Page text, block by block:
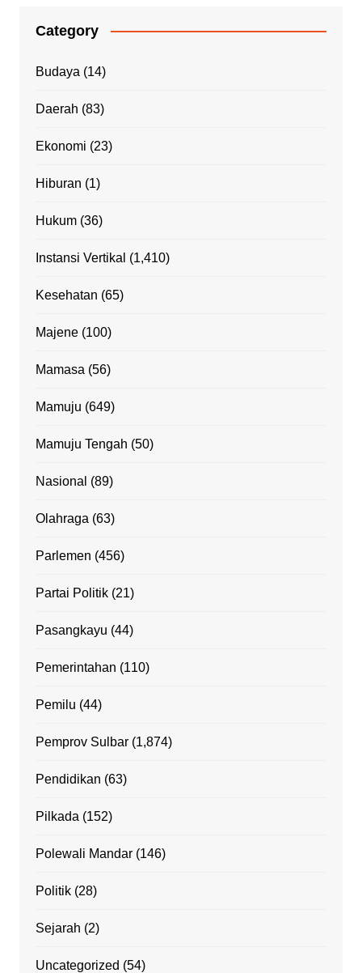
Category
Budaya (14)
Daerah (83)
Ekonomi (23)
Hiburan (1)
Hukum(36)
Instansi Vertikal (1,410)
Kesehatan (65)
Majene(100)
Mamasa (56)
Mamuju (649)
Mamuju Tengah (50)
Nasional (89)
Olahraga (63)
Parlemen (456)
Partai Politik(21)
Pasangkayu (44)
Pemerintahan (110)
Pemilu (44)
Pemprov Sulbar(1,874)
Pendidikan (63)
Pilkada (152)
Polewali Mandar(146)
Politik(28)
Sejarah (2)
Uncategorized (54)